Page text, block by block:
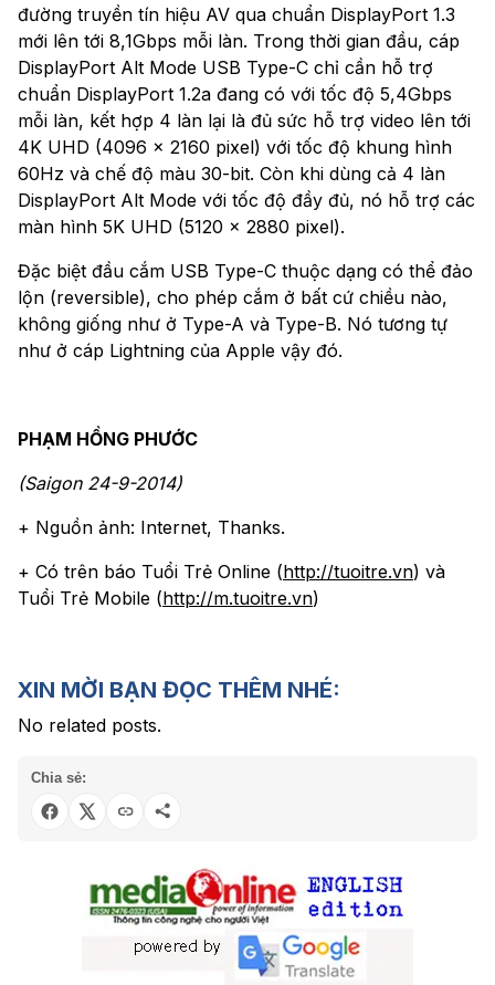
đường truyền tín hiệu AV qua chuẩn DisplayPort 1.3
mới lên tới 8,1Gbps mỗi làn. Trong thời gian đầu, cáp
DisplayPort Alt Mode USB Type-C chỉ cần hỗ trợ
chuẩn DisplayPort 1.2a đang có với tốc độ 5,4Gbps
mỗi làn, kết hợp 4 làn lại là đủ sức hỗ trợ video lên tới
4K UHD (4096 x 2160 pixel) với tốc độ khung hình
60Hz và chế độ màu 30-bit. Còn khi dùng cả 4 làn
DisplayPort Alt Mode với tốc độ đầy đủ, nó hỗ trợ các
màn hình 5K UHD (5120 x 2880 pixel).
Đặc biệt đầu cắm USB Type-C thuộc dạng có thể đảo
lộn (reversible), cho phép cắm ở bất cứ chiều nào,
không giống như ở Type-A và Type-B. Nó tương tự
như ở cáp Lightning của Apple vậy đó.
PHẠM HỒNG PHƯỚC
(Saigon 24-9-2014)
+ Nguồn ảnh: Internet, Thanks.
+ Có trên báo Tuổi Trẻ Online (http://tuoitre.vn) và
Tuổi Trẻ Mobile (http://m.tuoitre.vn)
XIN MỜI BẠN ĐỌC THÊM NHÉ:
No related posts.
Chia sẻ: